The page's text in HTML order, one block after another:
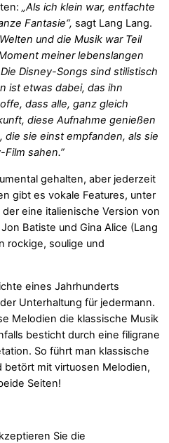
„Als ich klein war, entfachte
Fantasie“, sagt Lang Lang.
und die Musik war Teil
meiner lebenslangen
Disney-Songs sind stilistisch
ist etwas dabei, das ihn
dass alle, ganz gleich
diese Aufnahme genießen
die sie einst empfanden, als sie
sahen.”
gehalten, aber jederzeit
gibt es vokale Features, unter
eine italienische Version von
Batiste und Gina Alice (Lang
rockige, soulige und
eines Jahrhunderts
Unterhaltung für jedermann.
Melodien die klassische Musik
besticht durch eine filigrane
So führt man klassische
betört mit virtuosen Melodien,
Seiten!
Sie die